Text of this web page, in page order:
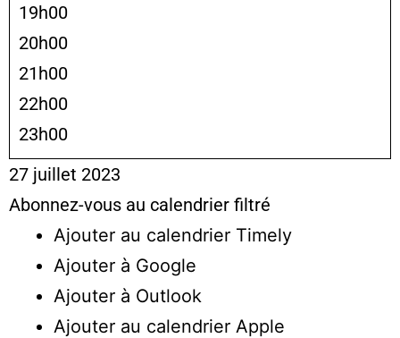
19h00
20h00
21h00
22h00
23h00
27 juillet 2023
Abonnez-vous au calendrier filtré
Ajouter au calendrier Timely
Ajouter à Google
Ajouter à Outlook
Ajouter au calendrier Apple